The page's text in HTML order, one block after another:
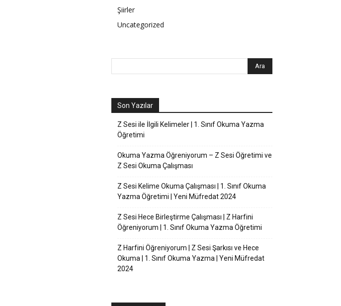
Şiirler
Uncategorized
Son Yazılar
Z Sesi ile İlgili Kelimeler | 1. Sınıf Okuma Yazma
Öğretimi
Okuma Yazma Öğreniyorum – Z Sesi Öğretimi ve
Z Sesi Okuma Çalışması
Z Sesi Kelime Okuma Çalışması | 1. Sınıf Okuma
Yazma Öğretimi | Yeni Müfredat 2024
Z Sesi Hece Birleştirme Çalışması | Z Harfini
Öğreniyorum | 1. Sınıf Okuma Yazma Öğretimi
Z Harfini Öğreniyorum | Z Sesi Şarkısı ve Hece
Okuma | 1. Sınıf Okuma Yazma | Yeni Müfredat
2024